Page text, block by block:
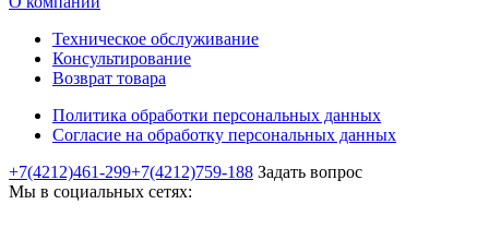
Техническое обслуживание
Консультирование
Возврат товара
Политика обработки персональных данных
Согласие на обработку персональных данных
+7(4212)461-299+7(4212)759-188 Задать вопрос
Мы в социальных сетях: